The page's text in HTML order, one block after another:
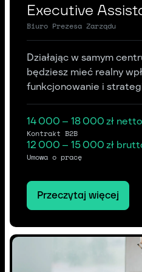
Executive
Biuro Prezesa Zarządu
Działając w samym
będziesz mieć realny
funkcjonowanie i
14 000 – 18 000 zł
Kontrakt B2B
12 000 – 15 000 zł
Umowa o pracę
Przeczytaj więcej